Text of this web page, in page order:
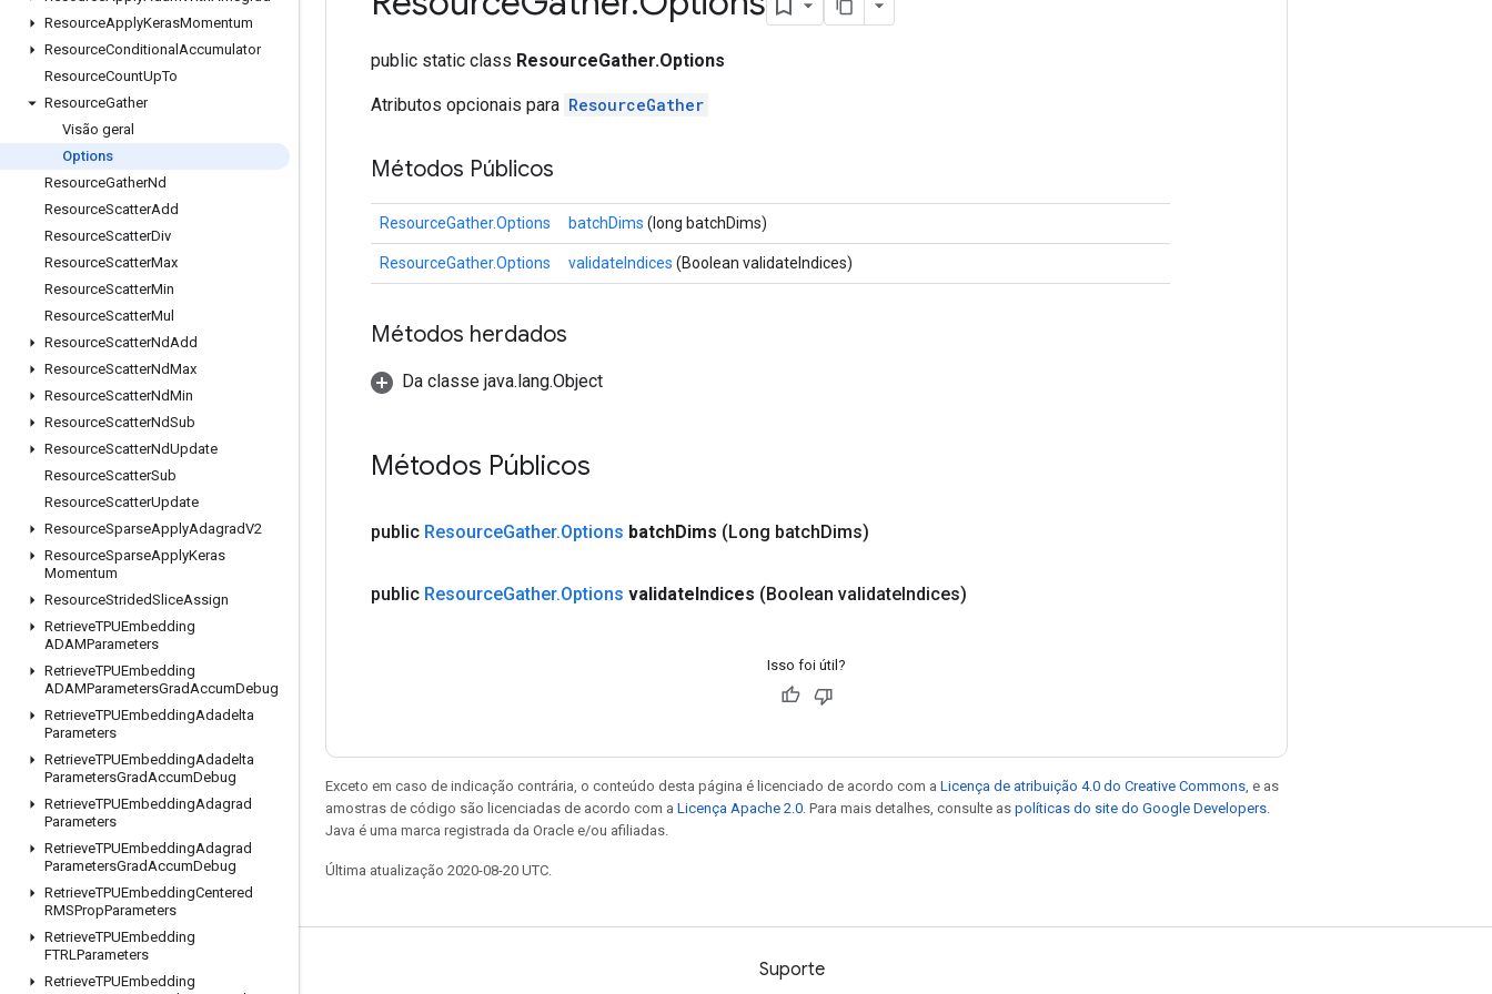
ResourceApplyKerasMomentum
ResourceConditional Accumulator
ResourceCountUpTo
ResourceGather
Visão geral
Options
ResourceGatherNd
ResourceScatterAdd
ResourceScatterDiv
ResourceScatterMax
ResourceScatterMin
ResourceScatterMul
ResourceScatterNdAdd
ResourceScatterNdMax
ResourceScatterNdMin
ResourceScatterNdSub
ResourceScatterNdUpdate
ResourceScatterSub
ResourceScatterUpdate
ResourceSparseApplyAdagradV2
ResourceSparseApplyKeras
Momentum
ResourceStridedSliceAssign
RetrieveTPUEmbedding
ADAMParameters
RetrieveTPUEmbedding
ADAMParametersGradAccumDebug
RetrieveTPUEmbeddingAdadelta
Parameters
RetrieveTPUEmbeddingAdadelta
ParametersGradAccumDebug
RetrieveTPUEmbeddingAdagrad
Parameters
RetrieveTPUEmbeddingAdagrad
ParametersGradAccumDebug
RetrieveTPUEmbeddingCentered
RMSPropParameters
RetrieveTPUEmbedding
FTRLParameters
RetrieveTPUEmbedding
public static class ResourceGather.Options
Atributos opcionais para ResourceGather
Métodos Públicos
ResourceGather.Options batchDims (long batchDims)
ResourceGather.Options validateIndices (Boolean validateIndices)
Métodos herdados
Da classe java.lang.Object
Métodos Públicos
public ResourceGather.Options batchDims (Long batchDims)
public ResourceGather.Options validateIndices (Boolean validateIndices)
Isso foi útil?
Exceto em caso de indicação contrária, o conteúdo desta página é licenciado de acordo com a Licença de atribuição 4.0 do Creative Commons , e as
amostras de código são licenciadas de acordo com a Licença Apache 2.0 . Para mais detalhes, consulte as políticas do site do Google Developers
Java é uma marca registrada da Oracle e/ou afiliadas.
Última atualização 2020-08-20 UTC.
Permanecer conectado Suporte